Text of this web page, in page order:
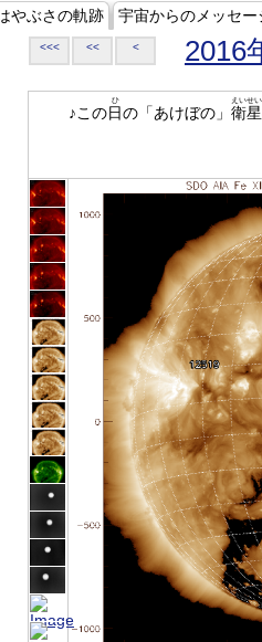
やぶさの軌跡 宇宙からのメッセー
<<< << < 2016
♪この日
ひ
の「あけぼの」 衛星
えいせい